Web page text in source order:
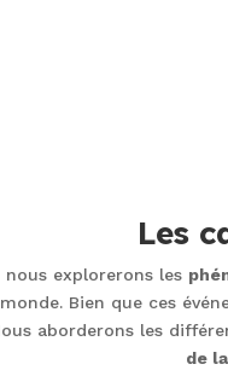
Les
explorerons les
Bien que ces
aborderons les
de